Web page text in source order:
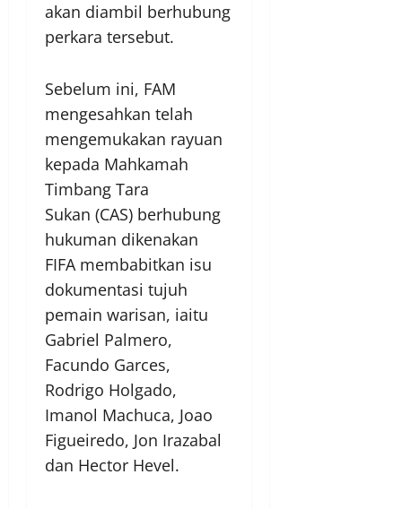
akan diambil berhubung
perkara tersebut.
Sebelum ini, FAM
mengesahkan telah
mengemukakan rayuan
kepada Mahkamah
Timbang Tara
Sukan (CAS) berhubung
hukuman dikenakan
FIFA membabitkan isu
dokumentasi tujuh
pemain warisan, iaitu
Gabriel Palmero,
Facundo Garces,
Rodrigo Holgado,
Imanol Machuca, Joao
Figueiredo, Jon Irazabal
dan Hector Hevel.